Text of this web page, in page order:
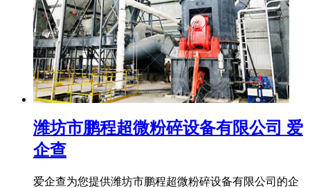
潍坊市鹏程超微粉碎设备有限公司 爱
企查
爱企查为您提供潍坊市鹏程超微粉碎设备有限公司的企